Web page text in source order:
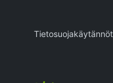
Tietosuojakäytännöt